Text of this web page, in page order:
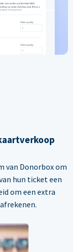
van Donorbox om
hun ticket een
om een extra